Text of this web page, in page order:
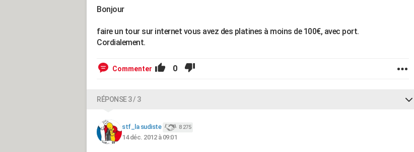
Bonjour
faire un tour sur internet vous avez des platines à moins de 100€, avec port.
Cordialement.
Commenter 0
RÉPONSE 3 / 3
stf_la sudiste 8 275
14 déc. 2012 à 09:01